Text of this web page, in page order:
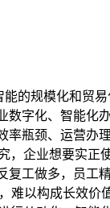
的规模化和贸
字化、智能化
瓶颈、运营办
企业想要实
工做多，员工
难以构成长效